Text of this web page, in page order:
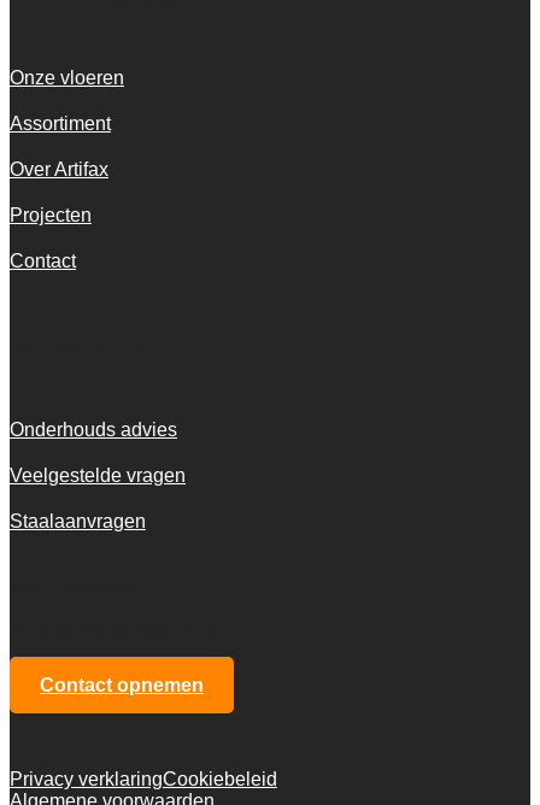
Onze vloeren
Assortiment
Over Artifax
Projecten
Contact
Onderhouds advies
Veelgestelde vragen
Staalaanvragen
Contact opnemen
Privacy verklaringCookiebeleid
Algemene voorwaarden